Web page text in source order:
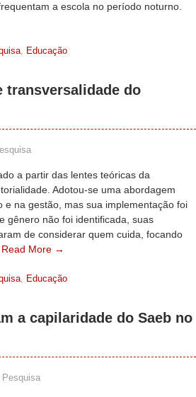
a escola no período noturno.
, Educação
transversalidade do
a partir das lentes teóricas da
Adotou-se uma abordagem
e na gestão, mas sua implementação foi
gênero não foi identificada, suas
de considerar quem cuida, focando
Read More →
, Educação
a capilaridade do Saeb no
Pesquisa